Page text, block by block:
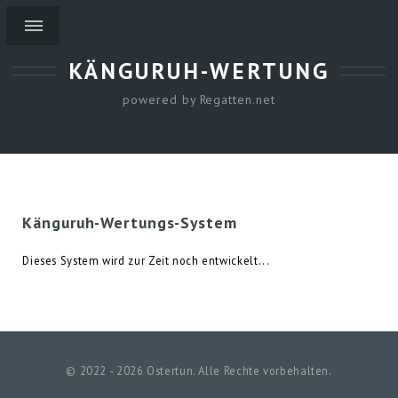
KÄNGURUH-WERTUNG
powered by Regatten.net
Känguruh-Wertungs-System
Dieses System wird zur Zeit noch entwickelt...
© 2022 - 2026 Ostertun. Alle Rechte vorbehalten.